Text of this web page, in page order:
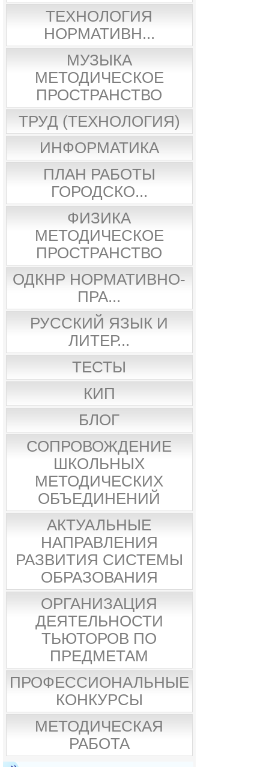
ТЕХНОЛОГИЯ
НОРМАТИВН...
МУЗЫКА
МЕТОДИЧЕСКОЕ
ПРОСТРАНСТВО
ТРУД (ТЕХНОЛОГИЯ)
ИНФОРМАТИКА
ПЛАН РАБОТЫ
ГОРОДСКО...
ФИЗИКА
МЕТОДИЧЕСКОЕ
ПРОСТРАНСТВО
ОДКНР НОРМАТИВНО-
ПРА...
РУССКИЙ ЯЗЫК И
ЛИТЕР...
ТЕСТЫ
КИП
БЛОГ
СОПРОВОЖДЕНИЕ
ШКОЛЬНЫХ
МЕТОДИЧЕСКИХ
ОБЪЕДИНЕНИЙ
АКТУАЛЬНЫЕ
НАПРАВЛЕНИЯ
РАЗВИТИЯ СИСТЕМЫ
ОБРАЗОВАНИЯ
ОРГАНИЗАЦИЯ
ДЕЯТЕЛЬНОСТИ
ТЬЮТОРОВ ПО
ПРЕДМЕТАМ
ПРОФЕССИОНАЛЬНЫЕ
КОНКУРСЫ
МЕТОДИЧЕСКАЯ
РАБОТА